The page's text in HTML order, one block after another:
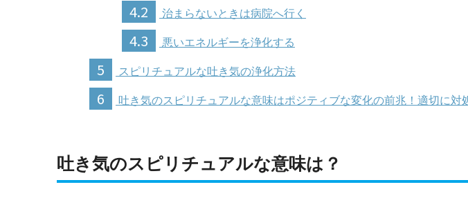
4.2 治まらないときは病院へ行く
4.3 悪いエネルギーを浄化する
5 スピリチュアルな吐き気の浄化方法
6 吐き気のスピリチュアルな意味はポジティブな変化の前兆！適切に対
吐き気のスピリチュアルな意味は？